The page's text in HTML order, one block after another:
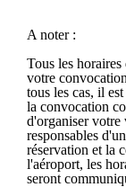
A noter :
Tous les
votre
tous les cas, il
la convocation
d'organiser votre
responsables
réservation et la
l'aéroport, les
seront